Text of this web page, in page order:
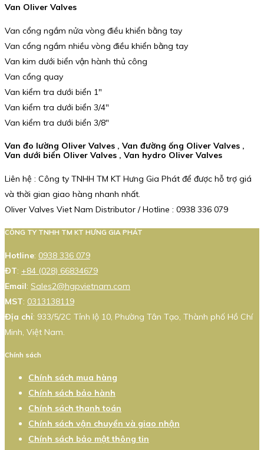
Van Oliver Valves
Van cổng ngầm nửa vòng điều khiển bằng tay
Van cổng ngầm nhiều vòng điều khiển bằng tay
Van kim dưới biển vận hành thủ công
Van cổng quay
Van kiểm tra dưới biển 1″
Van kiểm tra dưới biển 3/4″
Van kiểm tra dưới biển 3/8″
Van đo lường Oliver Valves , Van đường ống Oliver Valves ,
Van dưới biển Oliver Valves , Van hydro Oliver Valves
Liên hệ : Công ty TNHH TM KT Hưng Gia Phát để được hỗ trợ giá
và thời gian giao hàng nhanh nhất.
Oliver Valves Viet Nam Distributor / Hotline : 0938 336 079
CÔNG TY TNHH TM KT HƯNG GIA PHÁT
Hotline: 0938 336 079
ĐT: +84 (028) 66834679
Email: Sales2@hgpvietnam.com
MST: 0313138119
Địa chỉ: 933/5/2C Tỉnh lộ 10, Phường Tân Tạo, Thành phố Hồ Chí
Minh, Việt Nam.
Chính sách
Chính sách mua hàng
Chính sách bảo hành
Chính sách thanh toán
Chính sách vận chuyển và giao nhận
Chính sách bảo mật thông tin